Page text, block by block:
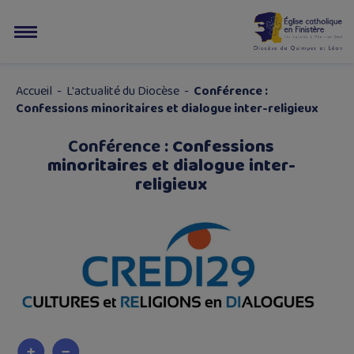
Accueil - L'actualité du Diocèse - Conférence :
Confessions minoritaires et dialogue inter-religieux
Conférence :Confessions
minoritaires et dialogue inter-
religieux